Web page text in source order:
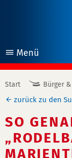
Menü
öffnen
Start Bürger
zurück zu den
SO